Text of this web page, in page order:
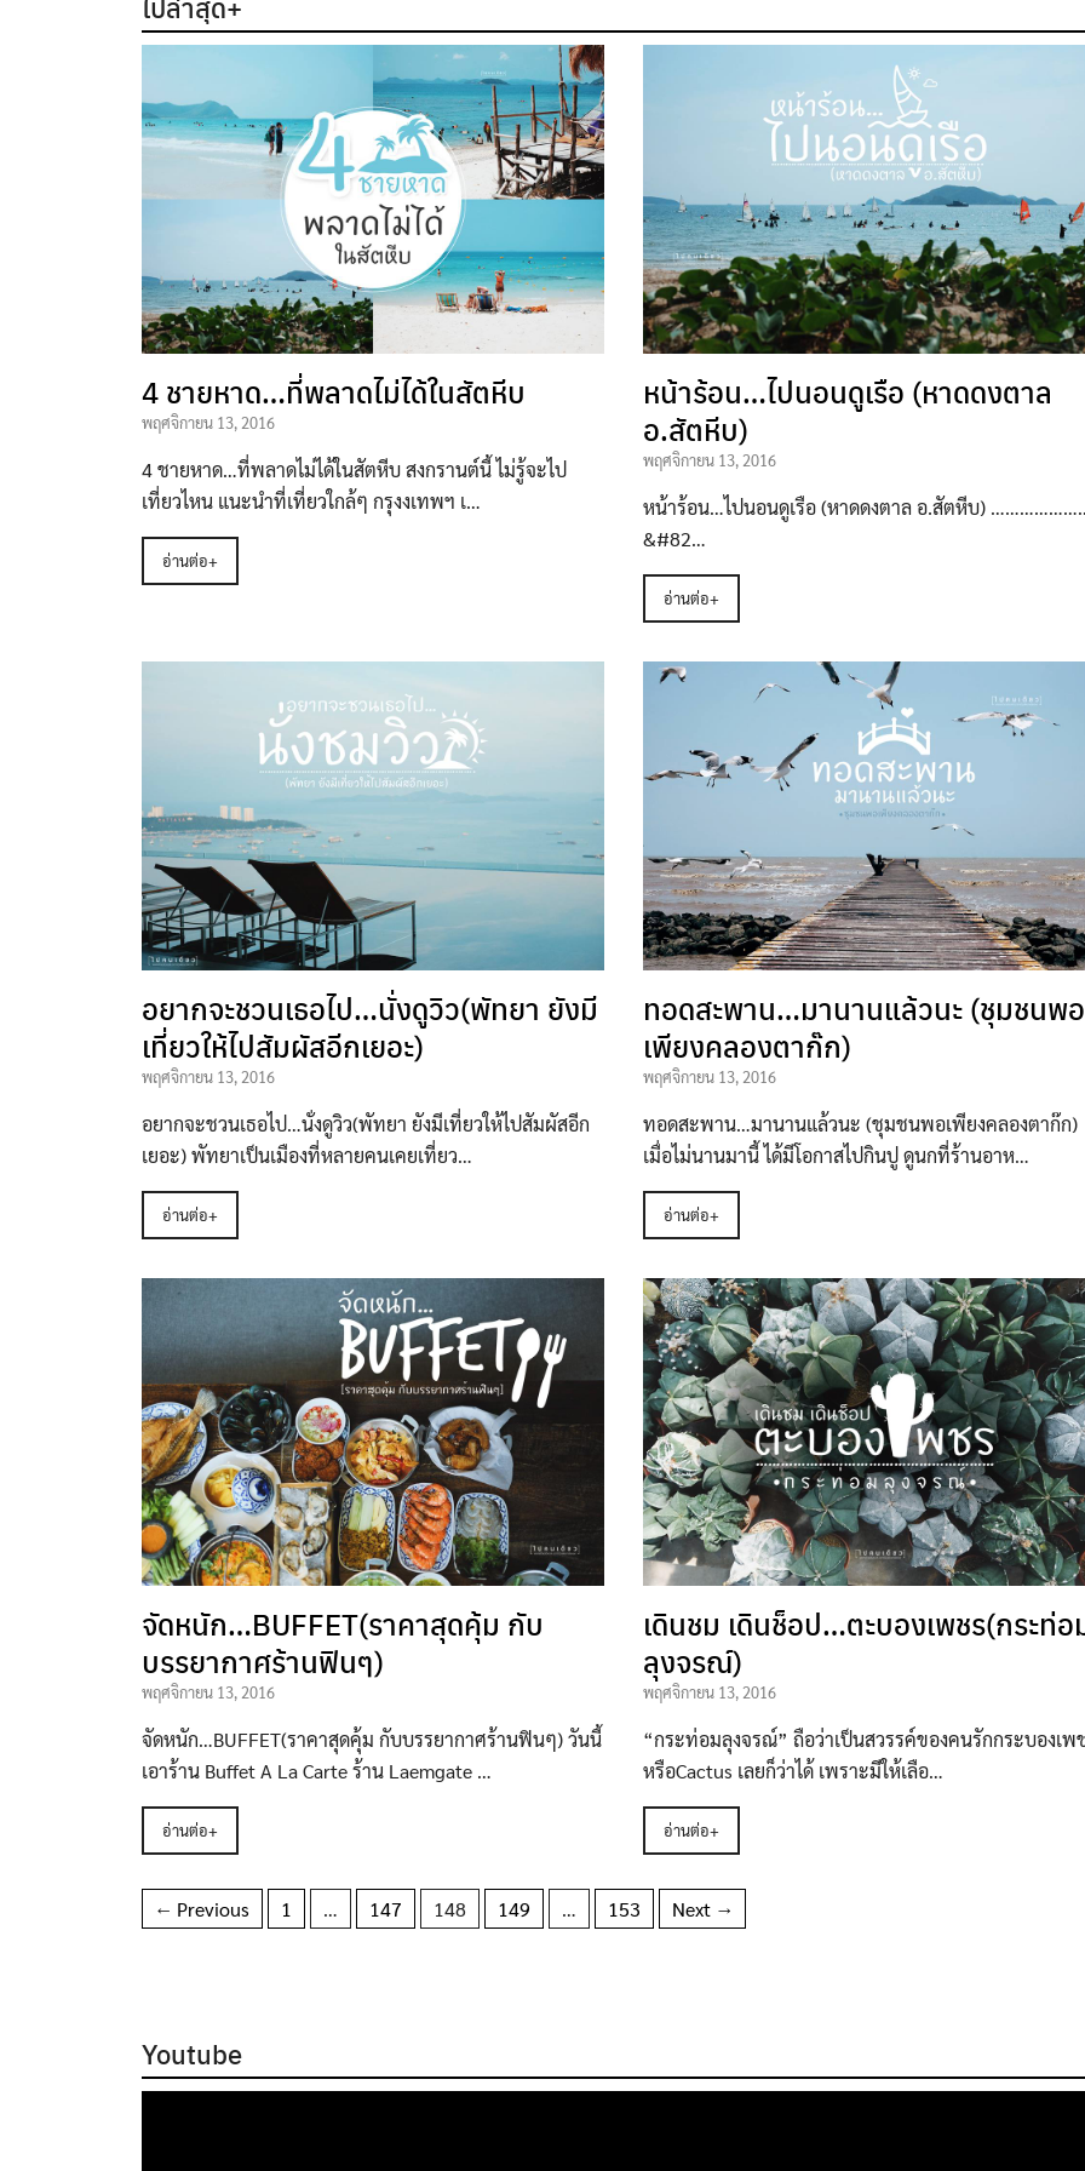
4 ชายหาด…ที่พลาดไม่ได้ในสัตหีบ
พฤศจิกายน 13, 2016
4 ชายหาด…ที่พลาดไม่ได้ในสัตหีบ สงกรานต์นี้ ไม่รู้จะไป
เที่ยวไหน แนะนำที่เที่ยวใกล้ๆ กรุงงเทพฯ เ…
อ่านต่อ+
หน้าร้อน…ไปนอนดูเรือ (หาดดงตาล
อ.สัตหีบ)
พฤศจิกายน 13, 2016
หน้าร้อน…ไปนอนดูเรือ (หาดดงตาล อ.สัตหีบ)
&#82…
อ่านต่อ+
อยากจะชวนเธอไป…นั่งดูวิว(พัทยา ยังมี
เที่ยวให้ไปสัมผัสอีกเยอะ)
พฤศจิกายน 13, 2016
อยากจะชวนเธอไป…นั่งดูวิว(พัทยา ยังมีเที่ยวให้ไปสัมผัสอีก
เยอะ) พัทยาเป็นเมืองที่หลายคนเคยเที่ยว…
อ่านต่อ+
ทอดสะพาน…มานานแล้วนะ (ชุมชนพอ
เพียงคลองตาก๊ก)
พฤศจิกายน 13, 2016
ทอดสะพาน…มานานแล้วนะ (ชุมชนพอเพียงคลองตาก๊ก)
เมื่อไม่นานมานี้ ได้มีโอกาสไปกินปู ดูนกที่ร้านอาห…
อ่านต่อ+
จัดหนัก…BUFFET(ราคาสุดคุ้ม กับ
บรรยากาศร้านฟินๆ)
พฤศจิกายน 13, 2016
จัดหนัก…BUFFET(ราคาสุดคุ้ม กับบรรยากาศร้านฟินๆ) วันนี้
เอาร้าน Buffet A La Carte ร้าน Laemgate …
อ่านต่อ+
เดินชม เดินช็อป…ตะบองเพชร(กระท่อ
ลุงจรณ์)
พฤศจิกายน 13, 2016
“กระท่อมลุงจรณ์” ถือว่าเป็นสวรรค์ของคนรักกระบองเพ
หรือCactus เลยก็ว่าได้ เพราะมีให้เลือ…
อ่านต่อ+
← Previous 1 … 147 148 149 … 153 Next →
Youtube